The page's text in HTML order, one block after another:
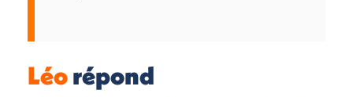
Léorépond